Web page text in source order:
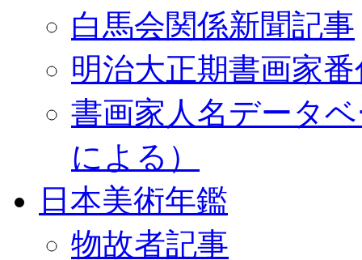
白馬会関係新聞記事
明治大正期書画家
書画家人名データ
による）
日本美術年鑑
物故者記事